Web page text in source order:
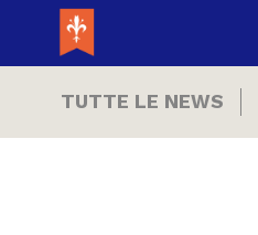
TUTTE LE NEWS